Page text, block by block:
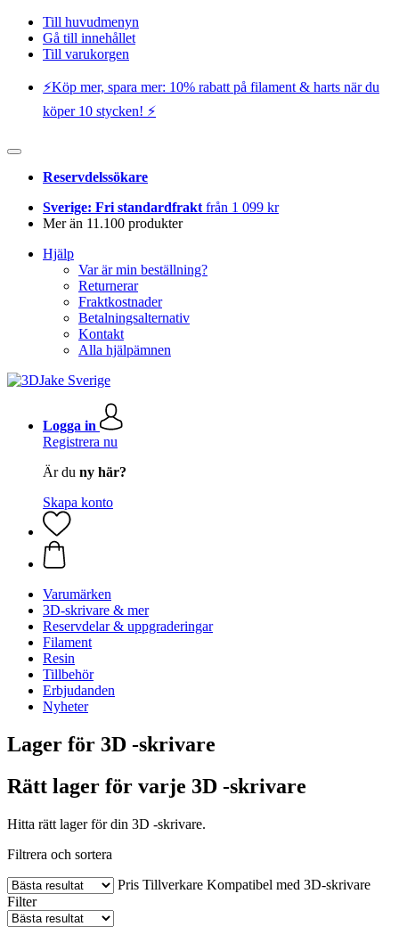
Till huvudmenyn
Gå till innehållet
Till varukorgen
⚡️Köp mer, spara mer: 10% rabatt på filament & harts när du
köper 10 stycken! ⚡️
Reservdelssökare
Sverige: Fri standardfrakt från 1 099 kr
Mer än 11.100 produkter
Hjälp
Var är min beställning?
Returnerar
Fraktkostnader
Betalningsalternativ
Kontakt
Alla hjälpämnen
Logga in
Registrera nu
Är du ny här?
Skapa konto
Varumärken
3D-skrivare & mer
Reservdelar & uppgraderingar
Filament
Resin
Tillbehör
Erbjudanden
Nyheter
Lager för 3D -skrivare
Rätt lager för varje 3D -skrivare
Hitta rätt lager för din 3D -skrivare.
Filtrera och sortera
Pris Tillverkare Kompatibel med 3D-skrivare
Filter